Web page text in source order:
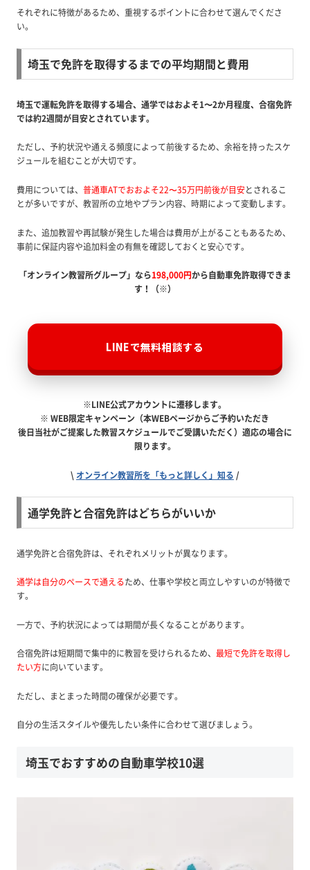
それぞれに特徴があるため、重視するポイントに合わせて選んでくださ
い。
埼玉で免許を取得するまでの平均期間と費用
埼玉で運転免許を取得する場合、通学ではおよそ1〜2か月程度、合宿免許
では約2週間が目安とされています。
ただし、予約状況や通える頻度によって前後するため、余裕を持ったスケ
ジュールを組むことが大切です。
費用については、 普通車ATでおおよそ22〜35万円前後が目安とされるこ
とが多いですが、教習所の立地やプラン内容、時期によって変動します。
また、追加教習や再試験が発生した場合は費用が上がることもあるため、
事前に保証内容や追加料金の有無を確認しておくと安心です。
「オンライン教習所グループ」なら198,000円から自動車免許取得できま
す！（※）
LINEで無料相談する
※LINE公式アカウントに遷移します。
※ WEB限定キャンペーン（本WEBページからご予約いただき
後日当社がご提案した教習スケジュールでご受講いただく）適応の場合に
限ります。
\ オンライン教習所を「もっと詳しく」知る /
通学免許と合宿免許はどちらがいいか
通学免許と合宿免許は、それぞれメリットが異なります。
通学は自分のペースで通えるため、仕事や学校と両立しやすいのが特徴で
す。
一方で、予約状況によっては期間が長くなることがあります。
合宿免許は短期間で集中的に教習を受けられるため、 最短で免許を取得し
たい方に向いています。
ただし、まとまった時間の確保が必要です。
自分の生活スタイルや優先したい条件に合わせて選びましょう。
埼玉でおすすめの自動車学校10選